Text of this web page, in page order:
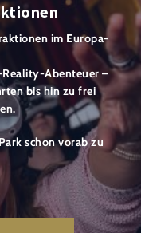
im Europa-
Abenteuer –
bis hin zu frei
schon vorab zu